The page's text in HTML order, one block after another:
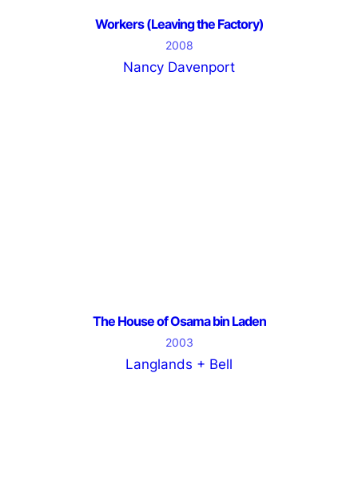
Workers (Leaving the Factory)
2008
Nancy Davenport
The House of Osama bin Laden
2003
Langlands + Bell